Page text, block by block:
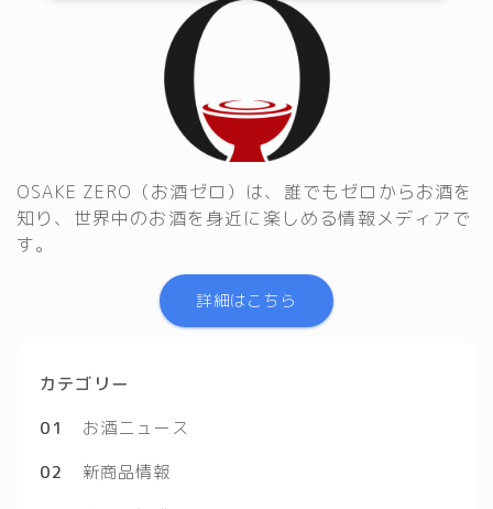
OSAKE ZERO（お酒ゼロ）は、誰でもゼロからお酒を
知り、世界中のお酒を身近に楽しめる情報メディアで
す。
詳細はこちら
カテゴリー
01
お酒ニュース
02
新商品情報